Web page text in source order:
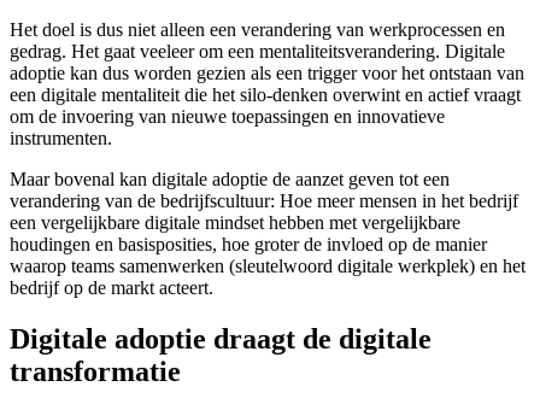
Het doel is dus niet alleen een verandering van werkprocessen en
gedrag. Het gaat veeleer om een mentaliteitsverandering. Digitale
adoptie kan dus worden gezien als een trigger voor het ontstaan van
een digitale mentaliteit die het silo-denken overwint en actief vraagt
om de invoering van nieuwe toepassingen en innovatieve
instrumenten.
Maar bovenal kan digitale adoptie de aanzet geven tot een
verandering van de bedrijfscultuur: Hoe meer mensen in het bedrijf
een vergelijkbare digitale mindset hebben met vergelijkbare
houdingen en basisposities, hoe groter de invloed op de manier
waarop teams samenwerken (sleutelwoord digitale werkplek) en het
bedrijf op de markt acteert.
Digitale adoptie draagt de digitale
transformatie